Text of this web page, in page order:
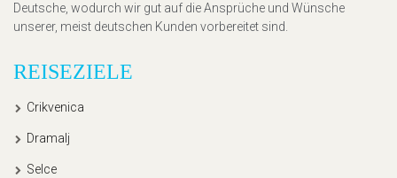
Deutsche, wodurch wir gut auf die Ansprüche und Wünsche
unserer, meist deutschen Kunden vorbereitet sind.
REISEZIELE
Crikvenica
Dramalj
Selce